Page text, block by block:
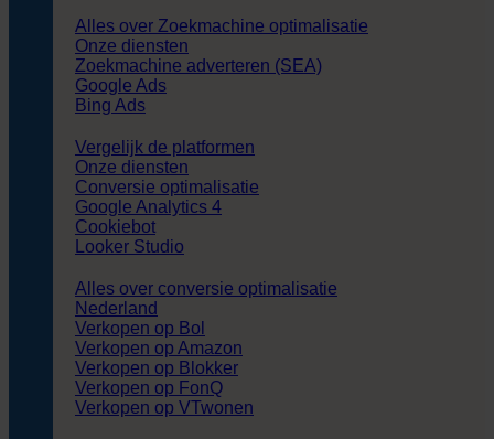
Alles over Zoekmachine optimalisatie
Onze diensten
Zoekmachine adverteren (SEA)
Google Ads
Bing Ads
Vergelijk de platformen
Onze diensten
Conversie optimalisatie
Google Analytics 4
Cookiebot
Looker Studio
Alles over conversie optimalisatie
Nederland
Verkopen op Bol
Verkopen op Amazon
Verkopen op Blokker
Verkopen op FonQ
Verkopen op VTwonen